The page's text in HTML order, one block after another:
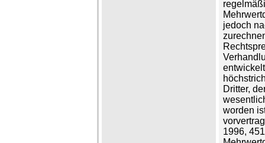
jedoch
Dritter,
worden
1996,